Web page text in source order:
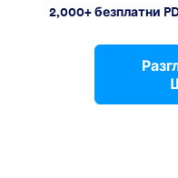
2,000+ безплатни